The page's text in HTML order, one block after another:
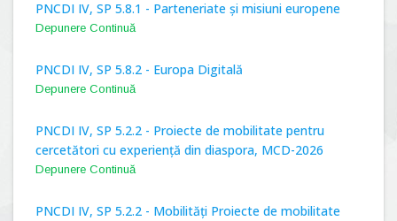
PNCDI IV, SP 5.8.1 - Parteneriate și misiuni europene
Depunere Continuă
PNCDI IV, SP 5.8.2 - Europa Digitală
Depunere Continuă
PNCDI IV, SP 5.2.2 - Proiecte de mobilitate pentru
cercetători cu experiență din diaspora, MCD-2026
Depunere Continuă
PNCDI IV, SP 5.2.2 - Mobilități Proiecte de mobilitate